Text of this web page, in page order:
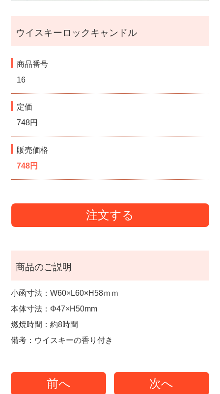
a
t
o
ウイスキーロックキャンドル
商品番号
16
定価
748円
販売価格
748円
注文する
商品のご説明
小函寸法：W60×L60×H58ｍｍ
本体寸法：Φ47×H50mm
燃焼時間：約8時間
備考：ウイスキーの香り付き
前へ 次へ